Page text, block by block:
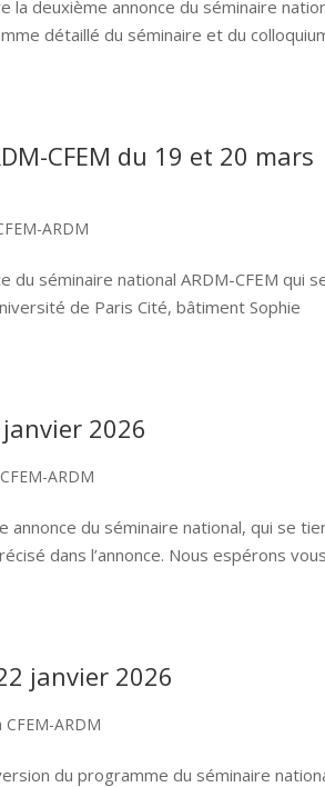
deuxième annonce du séminaire
détaillé du séminaire et du
CFEM du 19 et 20 mars
ARDM
séminaire national ARDM-CFEM qui
de Paris Cité, bâtiment Sophie
2026
ARDM
du séminaire national, qui se
dans l’annonce. Nous espérons vous
janvier 2026
ARDM
du programme du séminaire